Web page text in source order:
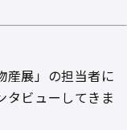
産展」の担当者に
タビューしてきま